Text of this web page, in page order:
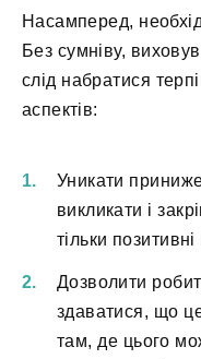
Насамперед,
Без сумніву,
слід набратися
аспектів:
Уникати
викликати і
тільки
Дозволити
здаватися, що
там, де цього